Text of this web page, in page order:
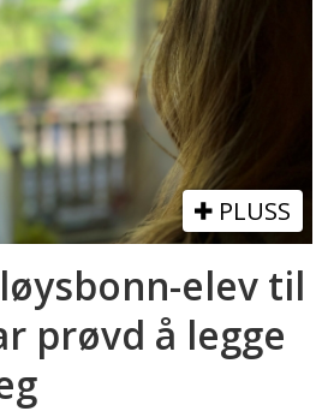
PLUSS
elev til
prøvd å legge